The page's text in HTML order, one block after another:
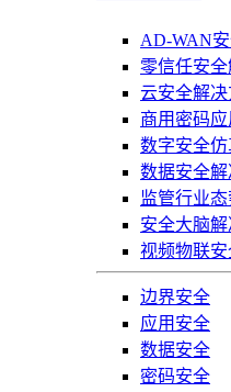
AD-WAN
零信任安
云安全解
商用密码
数字安全仿
数据安全
监管行业
安全大脑
视频物联
边界安全
应用安全
数据安全
密码安全